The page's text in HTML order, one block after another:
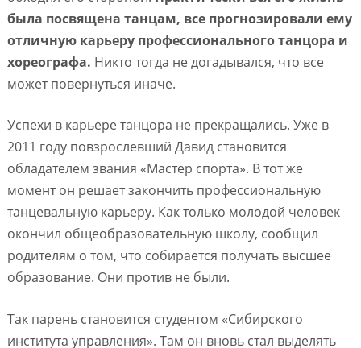
была посвящена танцам, все прогнозировали ему
отличную карьеру профессионального танцора и
хореографа. Никто тогда не догадывался, что все
может повернуться иначе.
Успехи в карьере танцора не прекращались. Уже в
2011 году повзрослевший Давид становится
обладателем звания «Мастер спорта». В тот же
момент он решает закончить профессиональную
танцевальную карьеру. Как только молодой человек
окончил общеобразовательную школу, сообщил
родителям о том, что собирается получать высшее
образование. Они против не были.
Так парень становится студентом «Сибирского
института управления». Там он вновь стал выделять